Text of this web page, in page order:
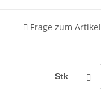
Frage zum Artikel
Stk